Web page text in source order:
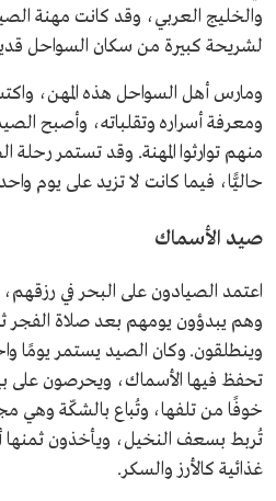
والخليج العربي، وقد كانت مهنة
لشريحة كبيرة من سكان السواحل
ومارس أهل السواحل هذه المهن،
ومعرفة أسراره وتقلباته، وأصبح
منهم توارثوا المهنة. وقد تستمر رحلة
حاليًّا، فيما كانت لا تزيد على يوم
صيد الأسماك
اعتمد الصيادون على البحر في
وهم يبدؤون يومهم بعد صلاة الفجر
وينطلقون. وكان الصيد يستمر يومًا
تحفظ فيها الأسماك، ويحرصون على
خوفًا من تلفها، وتُباع بالشكّة وهي
تُربط بسعف النخيل، ويأخذون ثمنها
غذائية كالأرز والسكر.